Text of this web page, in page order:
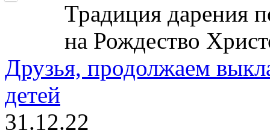
Традиция дарения
на Рождество
Друзья, продолжаем
детей
31.12.22